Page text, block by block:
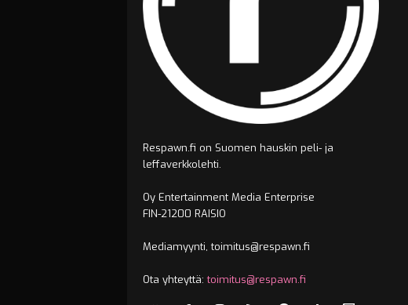
Respawn.fi on Suomen hauskin peli- ja
leffaverkkolehti.
Oy Entertainment Media Enterprise
FIN-21200 RAISIO
Mediamyynti, toimitus@respawn.fi
Ota yhteyttä:toimitus@respawn.fi